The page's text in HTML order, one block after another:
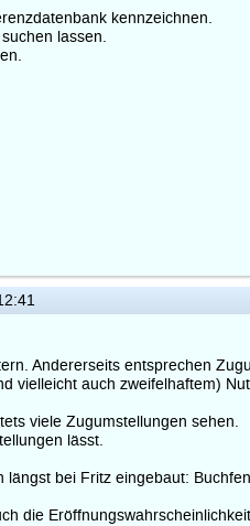
kennzeichnen.
lassen.
Andererseits entsprechen
vielleicht auch zweifelhaftem)
viele Zugumstellungen sehen.
lässt.
bei Fritz eingebaut:
die